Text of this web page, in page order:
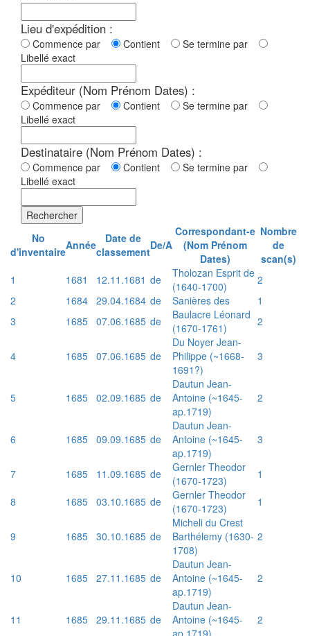
Lieu d'expédition :
Commence par Contient
Se termine par
Libellé exact
Expéditeur (Nom Prénom Dates) :
Commence par Contient
Se termine par
Libellé exact
Destinataire (Nom Prénom Dates) :
Commence par Contient
Se termine par
Libellé exact
Rechercher
No
d'inventaireAnnée
Date de
classementDe/A
Correspondant-e
(Nom Prénom
Dates)
Nombre
de
scan(s)
1
1681 12.11.1681 de
Tholozan Esprit de
(1640-1700)
2
2
1684 29.04.1684 de Sanières des
1
3
1685 07.06.1685 de
Baulacre Léonard
(1670-1761)
2
4 1685 07.06.1685 de
Du Noyer Jean-
Philippe (~1668-
1691?)
3
5 1685 02.09.1685 de
Dautun Jean-
Antoine (~1645-
ap.1719)
2
6 1685 09.09.1685 de
Dautun Jean-
Antoine (~1645-
ap.1719)
3
7 1685 11.09.1685 de
Gernler Theodor
(1670-1723)
1
8
1685 03.10.1685 de
Gernler Theodor
(1670-1723)
1
9 1685 30.10.1685 de
Micheli du Crest
Barthélemy (1630-
1708)
2
10 1685 27.11.1685 de
Dautun Jean-
Antoine (~1645-
ap.1719)
2
11 1685 29.11.1685 de
Dautun Jean-
Antoine (~1645-
ap.1719)
2